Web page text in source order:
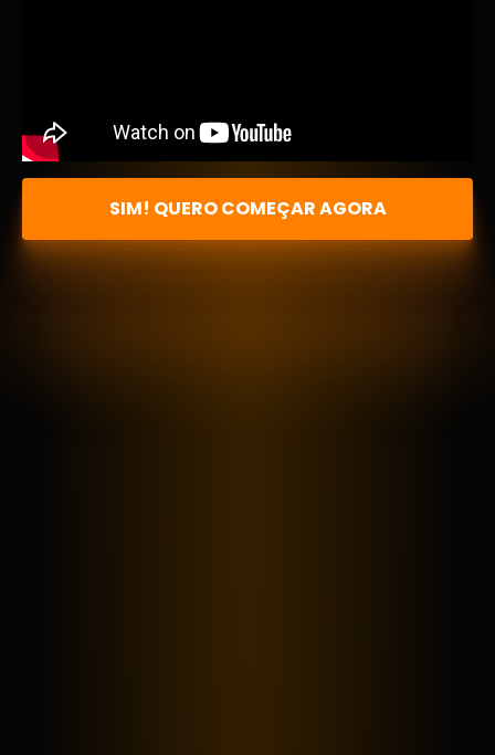
SIM! QUERO COMEÇAR AGORA